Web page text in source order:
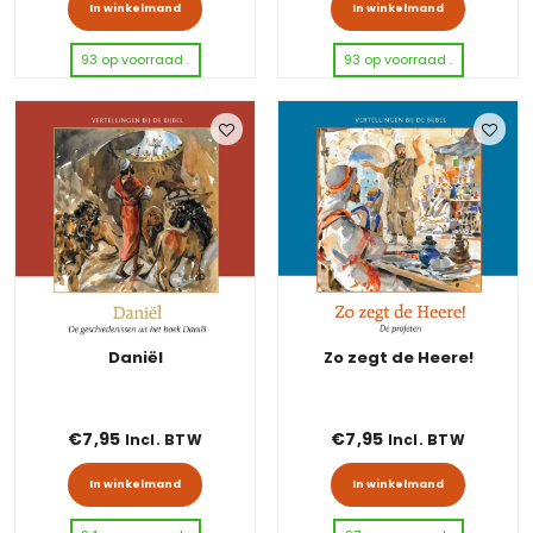
In winkelmand
93 op voorraad .
In winkelmand
93 op voorraad .
Daniël
€7,95 Incl. BTW
In winkelmand
Zo zegt de Heere!
€7,95 Incl. BTW
In winkelmand